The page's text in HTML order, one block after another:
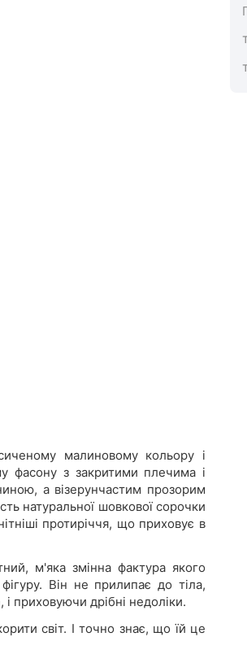
малиновому кольору і
фасону з закритими плечима і
а візерунчастим прозорим
натуральної шовкової сорочки
протиріччя, що приховує в
м'яка змінна фактура якого
Він не прилипає до тіла,
приховуючи дрібні недоліки.
світ. І точно знає, що їй це